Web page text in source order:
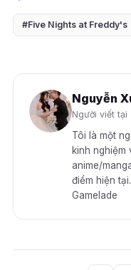
#Five Nights at Freddy's
Nguyễn
Người viết tại
Tôi là một
kinh nghiệm
anime/
điểm hiện
Gamelade